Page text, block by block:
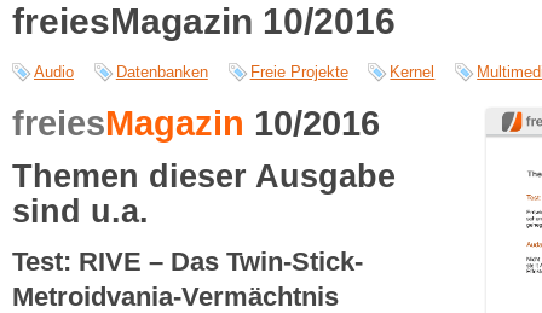
freiesMagazin 10/2016
Audio Datenbanken Freie Projekte Kernel
freiesMagazin 10/2016
Themen dieser Ausgabe
sind u.a.
Test: RIVE – Das Twin-Stick-
Metroidvania-Vermächtnis